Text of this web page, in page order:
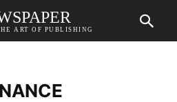
ART OF PUBLISHING